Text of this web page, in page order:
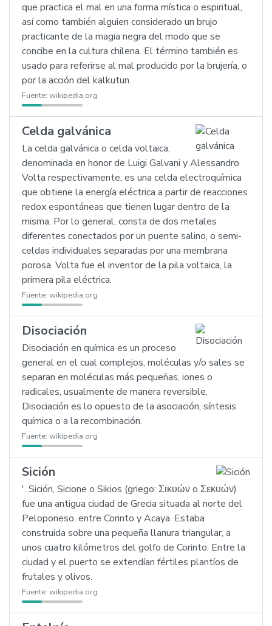
que practica el mal en una forma mística o espiritual,
así como también alguien considerado un brujo
practicante de la magia negra del modo que se
concibe en la cultura chilena. El término también es
usado para referirse al mal producido por la brujería, o
por la acción del kalkutun.
Fuente: wikipedia.org
Celda galvánica
La celda galvánica o celda voltaica,
denominada en honor de Luigi Galvani y Alessandro
Volta respectivamente, es una celda electroquímica
que obtiene la energía eléctrica a partir de reacciones
redox espontáneas que tienen lugar dentro de la
misma. Por lo general, consta de dos metales
diferentes conectados por un puente salino, o semi-
celdas individuales separadas por una membrana
porosa. Volta fue el inventor de la pila voltaica, la
primera pila eléctrica.
Fuente: wikipedia.org
Disociación
Disociación en química es un proceso
general en el cual complejos, moléculas y/o sales se
separan en moléculas más pequeñas, iones o
radicales, usualmente de manera reversible.
Disociación es lo opuesto de la asociación, síntesis
química o a la recombinación.
Fuente: wikipedia.org
Sición
'. Sición, Sicione o Sikios (griego: Σικυών o Σεκυών)
fue una antigua ciudad de Grecia situada al norte del
Peloponeso, entre Corinto y Acaya. Estaba
construida sobre una pequeña llanura triangular, a
unos cuatro kilómetros del golfo de Corinto. Entre la
ciudad y el puerto se extendían fértiles plantíos de
frutales y olivos.
Fuente: wikipedia.org